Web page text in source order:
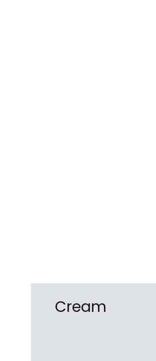
Cream